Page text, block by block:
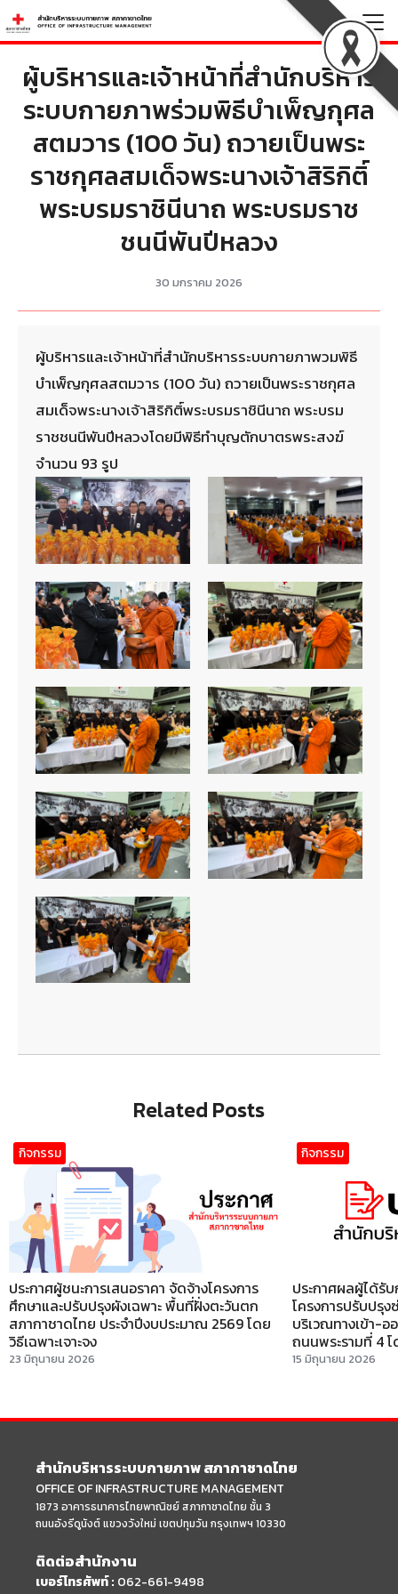
Skip
to
ผู้บริหารและเจ้าหน้าที่สำนักบริหาร
ระบบกายภาพร่วมพิธีบำเพ็ญกุศล
สตมวาร (100 วัน) ถวายเป็นพระ
ราชกุศลสมเด็จพระนางเจ้าสิริกิติ์
พระบรมราชินีนาถ พระบรมราช
ชนนีพันปีหลวง
30 มกราคม 2026
ผู้บริหารและเจ้าหน้าที่สำนักบริหารระบบกายภาพวมพิธี
บำเพ็ญกุศลสตมวาร (100 วัน) ถวายเป็นพระราชกุศล
สมเด็จพระนางเจ้าสิริกิติ์พระบรมราชินีนาถ พระบรม
ราชชนนีพันปีหลวงโดยมีพิธีทำบุญตักบาตรพระสงฆ์
จำนวน 93 รูป
Related Posts
กิจกรรม
ประกาศผู้ชนะการเสนอราคา จัดจ้างโครงการ
ศึกษาและปรับปรุงผังเฉพาะ พื้นที่ฝั่งตะวันตก
สภากาชาดไทย ประจำปีงบประมาณ 2569 โดย
วิธีเฉพาะเจาะจง
23 มิถุนายน 2026
กิจกรรม
ประกาศผลผู้ได้รั
โครงการปรับปรุ
บริเวณทางเข้า-
ถนนพระรามที่ 4
15 มิถุนายน 2026
สำนักบริหารระบบกายภาพ สภากาชาดไทย
OFFICE OF INFRASTRUCTURE MANAGEMENT
1873 อาคารธนาคารไทยพาณิชย์ สภากาชาดไทย ชั้น 3
ถนนอังรีดูนังต์ แขวงวังใหม่ เขตปทุมวัน กรุงเทพฯ 10330
ติดต่อสำนักงาน
เบอร์โทรศัพท์ : 062-661-9498